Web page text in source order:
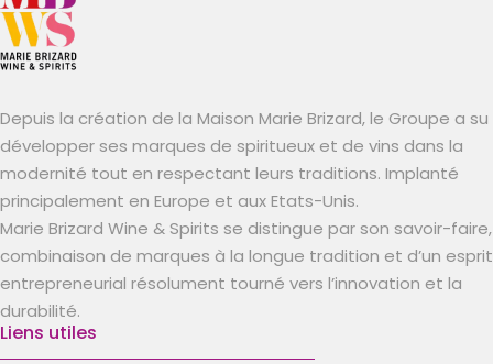
Depuis la création de la Maison Marie Brizard, le Groupe a su
développer ses marques de spiritueux et de vins dans la
modernité tout en respectant leurs traditions. Implanté
principalement en Europe et aux Etats-Unis.
Marie Brizard Wine & Spirits se distingue par son savoir-faire,
combinaison de marques à la longue tradition et d’un esprit
entrepreneurial résolument tourné vers l’innovation et la
durabilité.
Liens utiles